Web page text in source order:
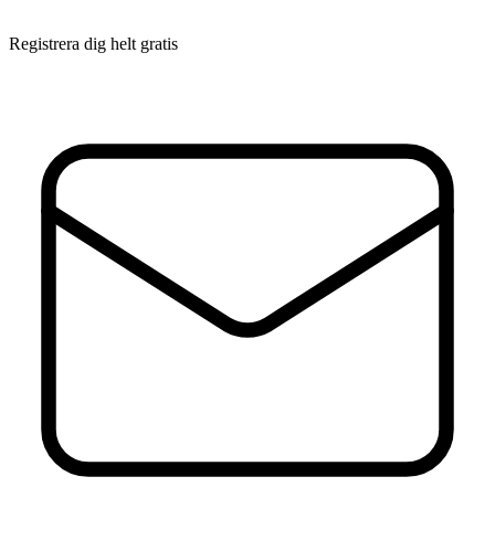
Registrera dig helt gratis